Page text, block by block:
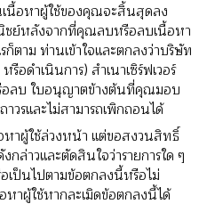
อหาผู้ใช้ของคุณจะสิ้นสุดลง
ชย์หลังจากที่คุณลบหรือลบเนื้อหา
ตาม ท่านเข้าใจและตกลงว่าบริษัท
อดําเนินการ) สําเนาเซิร์ฟเวอร์
ลบ ใบอนุญาตข้างต้นที่คุณมอบ
วรและไม่สามารถเพิกถอนได้
หาผู้ใช้ล่วงหน้า แต่ขอสงวนสิทธิ์
ล่าวและตัดสินใจว่ารายการใด ๆ
เป็นไปตามข้อตกลงนี้หรือไม่
หาผู้ใช้หากละเมิดข้อตกลงนี้ได้